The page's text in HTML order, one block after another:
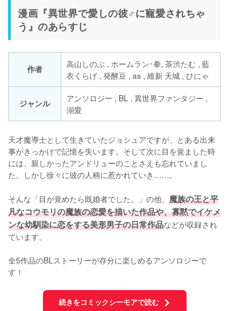
漫画『異世界で愛しの彼♂に寵愛されちゃ
う』のあらすじ
作者
高山しのぶ , ホームラン･拳, 茶渋たむ , 藍
衣くらげ , 発酵豆 , as , 維新 天城 , ひにゃ
ジャンル
アンソロジー , BL , 異世界ファンタジー ,
溺愛
天才魔導士として生きていたジョシュアですが、とある出来
事がきっかけで記憶を失います。そして次に目を覚ました時
には、親しかったアンドリューのことさえも忘れていまし
た。しかし徐々に彼の人柄に惹かれていき……。
そんな「目が覚めたら既婚者でした。」の他、 魔族の王と平
凡なコウモリの魔族の恋愛を描いた作品や、寡黙でイケメ
ンな幼馴染に恋をする美形男子の日常作品などが収録され
ています。
全5作品のBLストーリーが存分に楽しめるアンソロジーで
す！
続きをコミックシーモアで読む